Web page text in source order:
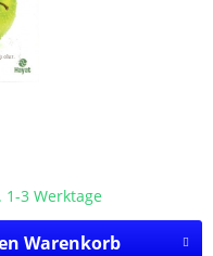
3 Werktage
Warenkorb